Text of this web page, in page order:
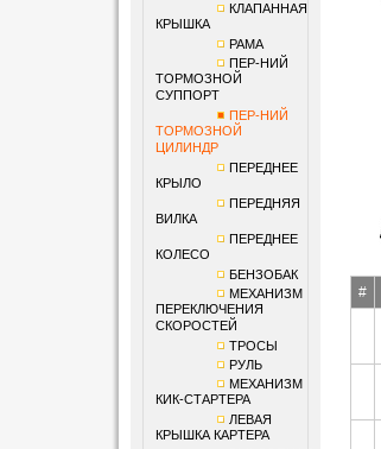
КЛАПАННАЯ
КРЫШКА
РАМА
ПЕР-НИЙ
ТОРМОЗНОЙ
СУППОРТ
ПЕР-НИЙ
ТОРМОЗНОЙ
ЦИЛИНДР
ПЕРЕДНЕЕ
КРЫЛО
ПЕРЕДНЯЯ
ВИЛКА
ПЕРЕДНЕЕ
КОЛЕСО
БЕНЗОБАК
МЕХАНИЗМ
ПЕРЕКЛЮЧЕНИЯ
СКОРОСТЕЙ
ТРОСЫ
РУЛЬ
МЕХАНИЗМ
КИК-СТАРТЕРА
ЛЕВАЯ
КРЫШКА КАРТЕРА
#